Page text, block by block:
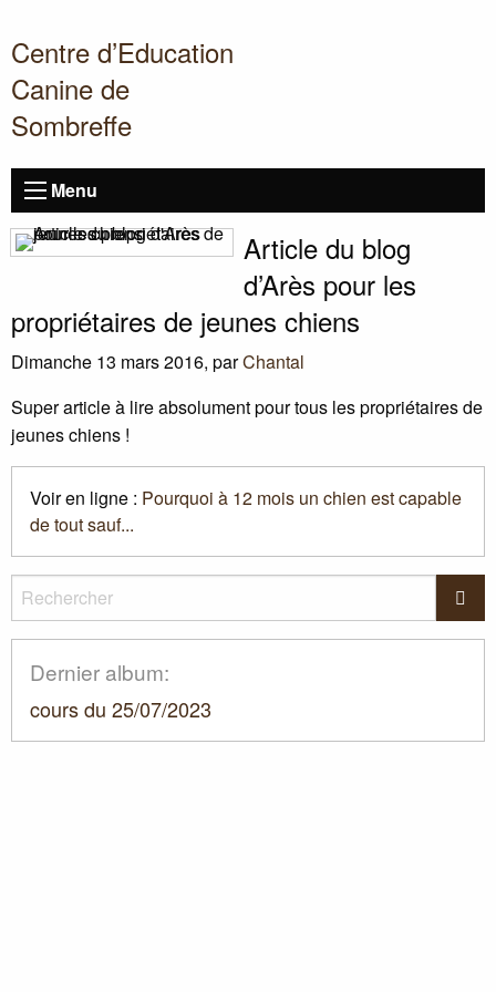
Centre d’Education
Canine de
Sombreffe
Menu
Article du blog
d’Arès pour les
propriétaires de jeunes chiens
Dimanche 13 mars 2016, parChantal
Super article à lire absolument pour tous les propriétaires de
jeunes chiens !
Voir en ligne : Pourquoi à 12 mois un chien est capable
de tout sauf...
Rechercher
Dernier album:
cours du 25/07/2023